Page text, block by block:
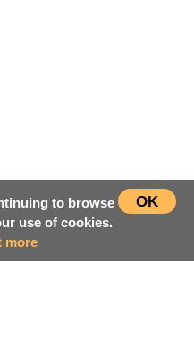
OK
to browse
use of cookies.
more